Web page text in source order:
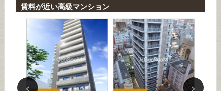
賃料が近い高級マンション